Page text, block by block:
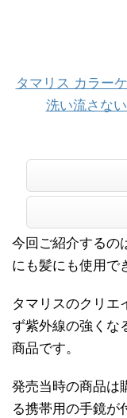
タマリス カラー
洗い流さな
今回ご紹介するの
にも髪にも使用で
タマリスのクリエ
ず紫外線の強くな
商品です。
発売当時の商品は
る携帯用の手鏡が